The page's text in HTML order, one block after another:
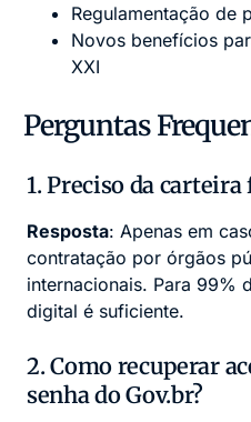
Regulamentação de
Novos benefícios
XXI
Perguntas
1. Preciso da
Resposta: Apenas em
contratação por órgãos
internacionais. Para 99%
digital é suficiente.
2. Como recuperar
senha do Gov.br?